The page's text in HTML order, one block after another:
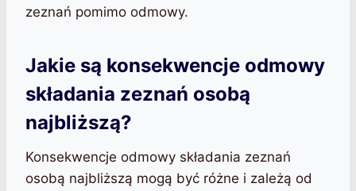
zeznań pomimo odmowy.
Jakie są konsekwencje odmowy
składania zeznań osobą
najbliższą?
Konsekwencje odmowy składania zeznań
osobą najbliższą mogą być różne i zależą od